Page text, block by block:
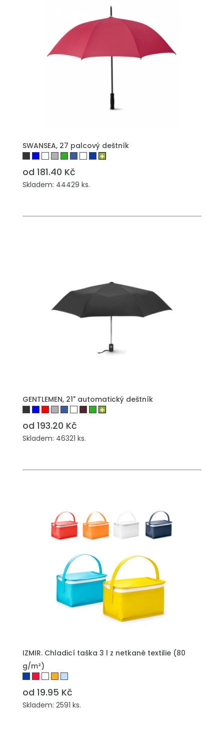
SWANSEA, 27 palcový deštník
od 181.40 Kč
Skladem: 44429 ks.
GENTLEMEN, 21" automatický deštník
od 193.20 Kč
Skladem: 46321 ks.
IZMIR. Chladicí taška 3 l z netkané textilie (80
g/m²)
od 19.95 Kč
Skladem: 2591 ks.